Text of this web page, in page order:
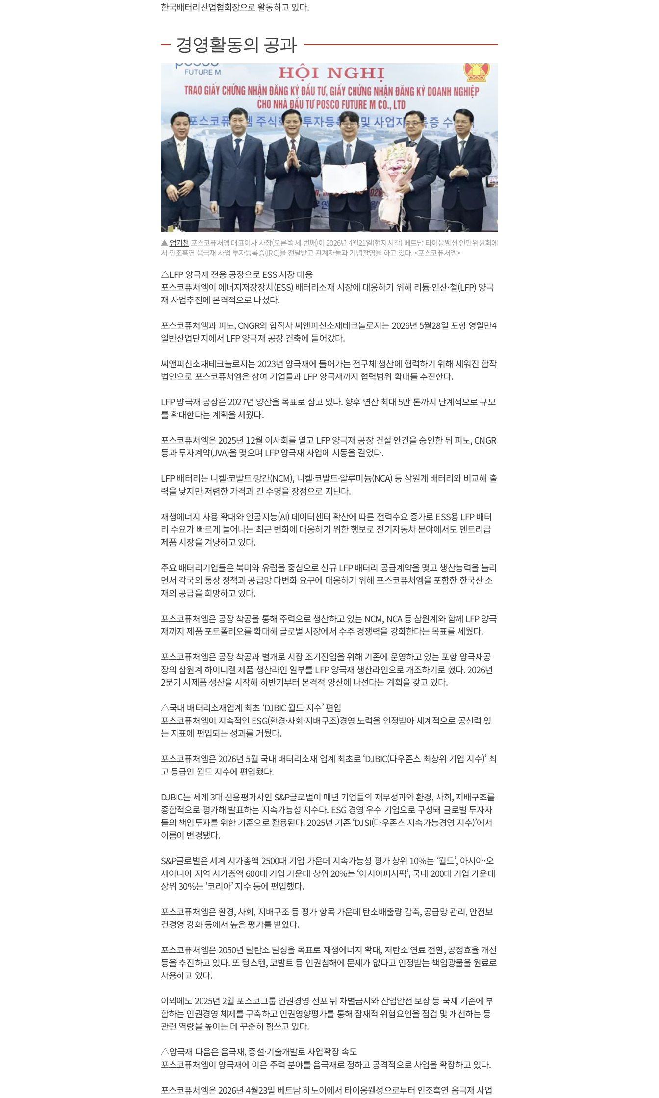
한국배터리산업협회장으로 활동하고 있다.
경영활동의 공과
▲ 엄기천 포스코퓨처엠 대표이사 사장(오른쪽 세 번째)이 2026년 4월21일(현지시각) 베트남 타이응웬성 인민위원회에
서 인조흑연 음극재 사업 투자등록증(IRC)을 전달받고 관계자들과 기념촬영을 하고 있다. <포스코퓨처엠>
△LFP 양극재 전용 공장으로 ESS 시장 대응
포스코퓨처엠이 에너지저장장치(ESS) 배터리소재 시장에 대응하기 위해 리튬·인산·철(LFP) 양극
재 사업추진에 본격적으로 나섰다.
포스코퓨처엠과 피노, CNGR의 합작사 씨앤피신소재테크놀로지는 2026년 5월28일 포항 영일만4
일반산업단지에서 LFP 양극재 공장 건축에 들어갔다.
씨앤피신소재테크놀로지는 2023년 양극재에 들어가는 전구체 생산에 협력하기 위해 세워진 합작
법인으로 포스코퓨처엠은 참여 기업들과 LFP 양극재까지 협력범위 확대를 추진한다.
LFP 양극재 공장은 2027년 양산을 목표로 삼고 있다. 향후 연산 최대 5만 톤까지 단계적으로 규모
를 확대한다는 계획을 세웠다.
포스코퓨처엠은 2025년 12월 이사회를 열고 LFP 양극재 공장 건설 안건을 승인한 뒤 피노, CNGR
등과 투자계약(JVA)을 맺으며 LFP 양극재 사업에 시동을 걸었다.
LFP 배터리는 니켈·코발트·망간(NCM), 니켈·코발트·알루미늄(NCA) 등 삼원계 배터리와 비교해 출
력을 낮지만 저렴한 가격과 긴 수명을 장점으로 지닌다.
재생에너지 사용 확대와 인공지능(AI) 데이터센터 확산에 따른 전력수요 증가로 ESS용 LFP 배터
리 수요가 빠르게 늘어나는 최근 변화에 대응하기 위한 행보로 전기자동차 분야에서도 엔트리급
제품 시장을 겨냥하고 있다.
주요 배터리기업들은 북미와 유럽을 중심으로 신규 LFP 배터리 공급계약을 맺고 생산능력을 늘리
면서 각국의 통상 정책과 공급망 다변화 요구에 대응하기 위해 포스코퓨처엠을 포함한 한국산 소
재의 공급을 희망하고 있다.
포스코퓨처엠은 공장 착공을 통해 주력으로 생산하고 있는 NCM, NCA 등 삼원계와 함께 LFP 양극
재까지 제품 포트폴리오를 확대해 글로벌 시장에서 수주 경쟁력을 강화한다는 목표를 세웠다.
포스코퓨처엠은 공장 착공과 별개로 시장 조기진입을 위해 기존에 운영하고 있는 포항 양극재공
장의 삼원계 하이니켈 제품 생산라인 일부를 LFP 양극재 생산라인으로 개조하기로 했다. 2026년
2분기 시제품 생산을 시작해 하반기부터 본격적 양산에 나선다는 계획을 갖고 있다.
△국내 배터리소재업계 최초 ‘DJBIC 월드 지수’ 편입
포스코퓨처엠이 지속적인 ESG(환경·사회·지배구조)경영 노력을 인정받아 세계적으로 공신력 있
는 지표에 편입되는 성과를 거뒀다.
포스코퓨처엠은 2026년 5월 국내 배터리소재 업계 최초로 ‘DJBIC(다우존스 최상위 기업 지수)’ 최
고 등급인 월드 지수에 편입됐다.
DJBIC는 세계 3대 신용평가사인 S&P글로벌이 매년 기업들의 재무성과와 환경, 사회, 지배구조를
종합적으로 평가해 발표하는 지속가능성 지수다. ESG 경영 우수 기업으로 구성돼 글로벌 투자자
들의 책임투자를 위한 기준으로 활용된다. 2025년 기존 ‘DJSI(다우존스 지속가능경영 지수)’에서
이름이 변경됐다.
S&P글로벌은 세계 시가총액 2500대 기업 가운데 지속가능성 평가 상위 10%는 ‘월드’, 아시아·오
세아니아 지역 시가총액 600대 기업 가운데 상위 20%는 ‘아시아퍼시픽’, 국내 200대 기업 가운데
상위 30%는 ‘코리아’ 지수 등에 편입했다.
포스코퓨처엠은 환경, 사회, 지배구조 등 평가 항목 가운데 탄소배출량 감축, 공급망 관리, 안전보
건경영 강화 등에서 높은 평가를 받았다.
포스코퓨처엠은 2050년 탈탄소 달성을 목표로 재생에너지 확대, 저탄소 연료 전환, 공정효율 개선
등을 추진하고 있다. 또 텅스텐, 코발트 등 인권침해에 문제가 없다고 인정받는 책임광물을 원료로
사용하고 있다.
이외에도 2025년 2월 포스코그룹 인권경영 선포 뒤 차별금지와 산업안전 보장 등 국제 기준에 부
합하는 인권경영 체제를 구축하고 인권영향평가를 통해 잠재적 위험요인을 점검 및 개선하는 등
관련 역량을 높이는 데 꾸준히 힘쓰고 있다.
△양극재 다음은 음극재, 증설·기술개발로 사업확장 속도
포스코퓨처엠이 양극재에 이은 주력 분야를 음극재로 정하고 공격적으로 사업을 확장하고 있다.
포스코퓨처엠은 2026년 4월23일 베트남 하노이에서 타이응웬성으로부터 인조흑연 음극재 사업